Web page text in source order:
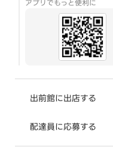
アプリでもっと便利に
出前館に出店する
配達員に応募する